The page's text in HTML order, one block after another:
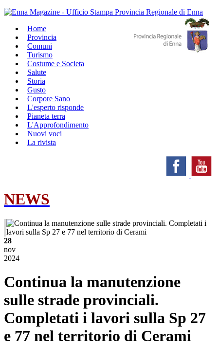
Home
Provincia
Comuni
Turismo
Costume e Societa
Salute
Storia
Gusto
Corpore Sano
L'esperto risponde
Pianeta terra
L'Approfondimento
Nuovi voci
La rivista
NEWS
28
nov
2024
Continua la manutenzione
sulle strade provinciali.
Completati i lavori sulla Sp 27
e 77 nel territorio di Cerami